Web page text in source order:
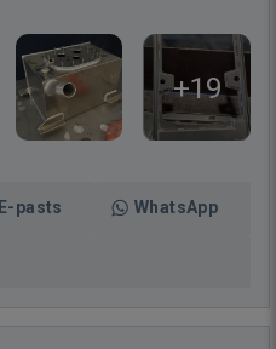
+19
E-pasts WhatsApp